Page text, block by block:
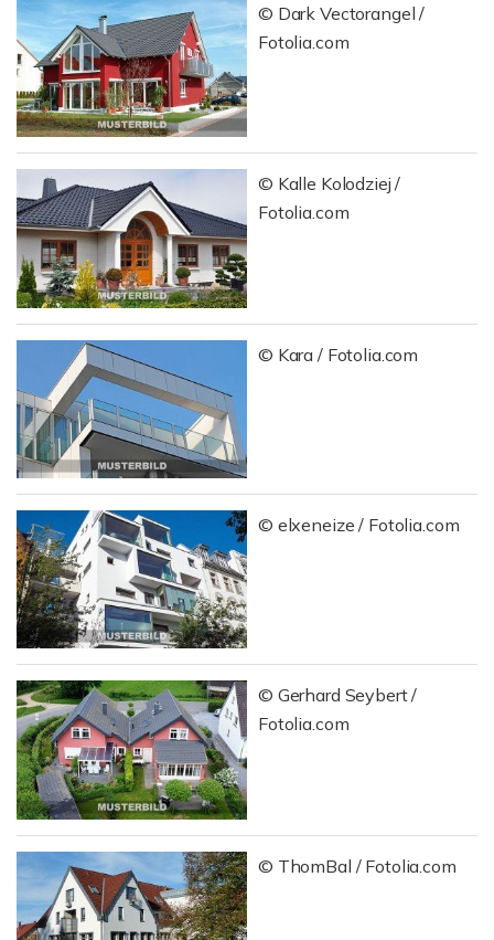
© Dark Vectorangel /
Fotolia.com
© Kalle Kolodziej /
Fotolia.com
© Kara / Fotolia.com
© elxeneize / Fotolia.com
© Gerhard Seybert /
Fotolia.com
© ThomBal / Fotolia.com